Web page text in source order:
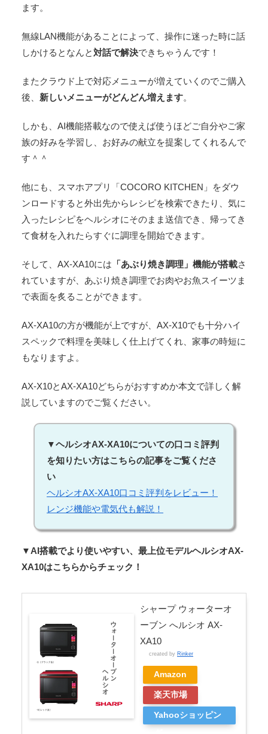
ます。
無線LAN機能があることによって、操作に迷った時に話
しかけるとなんと対話で解決できちゃうんです！
またクラウド上で対応メニューが増えていくのでご購入
後、 新しいメニューがどんどん増えます。
しかも、AI機能搭載なので使えば使うほどご自分やご家
族の好みを学習し、お好みの献立を提案してくれるんで
す＾＾
他にも、スマホアプリ「COCORO KITCHEN」をダウ
ンロードすると外出先からレシピを検索できたり、気に
入ったレシピをヘルシオにそのまま送信でき、帰ってき
て食材を入れたらすぐに調理を開始できます。
そして、AX-XA10には 「あぶり焼き調理」機能が搭載さ
れていますが、あぶり焼き調理でお肉やお魚スイーツま
で表面を炙ることができます。
AX-XA10の方が機能が上ですが、AX-X10でも十分ハイ
スペックで料理を美味しく仕上げてくれ、家事の時短に
もなりますよ。
AX-X10とAX-XA10どちらがおすすめか本文で詳しく解
説していますのでご覧ください。
▼ヘルシオAX-XA10についての口コミ評判
を知りたい方はこちらの記事をご覧くださ
い
ヘルシオAX-XA10口コミ評判をレビュー！
レンジ機能や電気代も解説！
▼AI搭載でより使いやすい、最上位モデルヘルシオAX-
XA10はこちらからチェック！
シャープ ウォーターオ
ーブン へルシオ AX-
XA10
created by Rinker
Amazon
楽天市場
Yahooショッピン